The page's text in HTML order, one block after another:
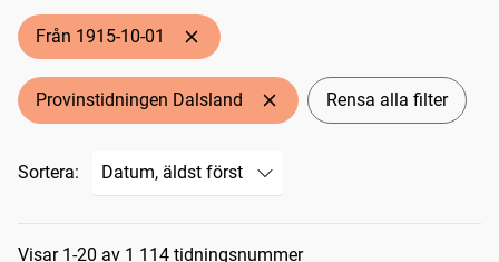
Från 1915-10-01
Provinstidningen Dalsland Rensa alla filter
Sortera:
Sökresultat
Visar 1-20 av 1 114 tidningsnummer